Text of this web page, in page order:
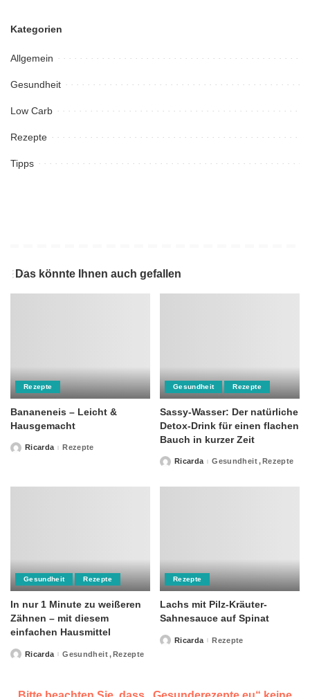
Kategorien
Allgemein
Gesundheit
Low Carb
Rezepte
Tipps
Das könnte Ihnen auch gefallen
Rezepte
Bananeneis – Leicht &
Hausgemacht
PostedRicarda Rezepte
Gesundheit Rezepte
Sassy-Wasser: Der natürliche
Detox-Drink für einen flachen
Bauch in kurzer Zeit
PostedRicarda Gesundheit Rezepte
Gesundheit Rezepte
In nur 1 Minute zu weißeren
Zähnen – mit diesem
einfachen Hausmittel
PostedRicarda Gesundheit Rezepte
Rezepte
Lachs mit Pilz-Kräuter-
Sahnesauce auf Spinat
PostedRicarda Rezepte